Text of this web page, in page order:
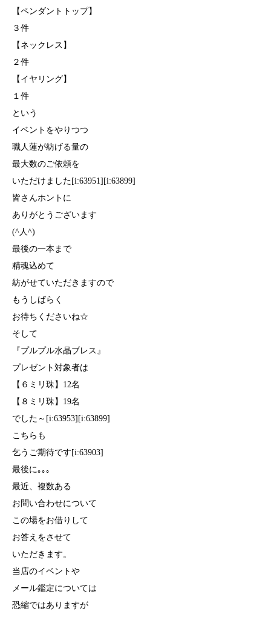
【ペンダントトップ】
３件
【ネックレス】
２件
【イヤリング】
１件
という
イベントをやりつつ
職人蓮が紡げる量の
最大数のご依頼を
いただけました[i:63951][i:63899]
皆さんホントに
ありがとうございます
(^人^)
最後の一本まで
精魂込めて
紡がせていただきますので
もうしばらく
お待ちくださいね☆
そして
『プルプル水晶ブレス』
プレゼント対象者は
【６ミリ珠】12名
【８ミリ珠】19名
でした～[i:63953][i:63899]
こちらも
乞うご期待です[i:63903]
最後に｡｡｡
最近、複数ある
お問い合わせについて
この場をお借りして
お答えをさせて
いただきます。
当店のイベントや
メール鑑定については
恐縮ではありますが